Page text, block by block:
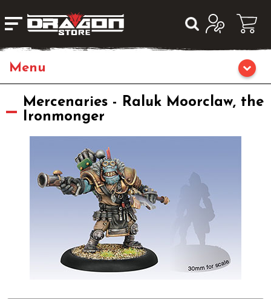
Home
Giochi di Ruolo
Librigame
Giochi di Carte Collezionabili
Mercenaries - Raluk Moorclaw, the
Ironmonger